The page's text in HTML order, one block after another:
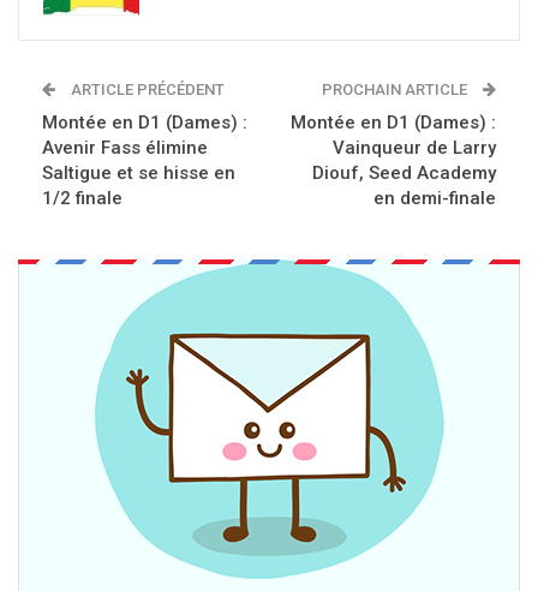
ARTICLE PRÉCÉDENT
Montée en D1 (Dames) :
Avenir Fass élimine
Saltigue et se hisse en
1/2 finale
PROCHAIN ARTICLE
Montée en D1 (Dames) :
Vainqueur de Larry
Diouf, Seed Academy
en demi-finale